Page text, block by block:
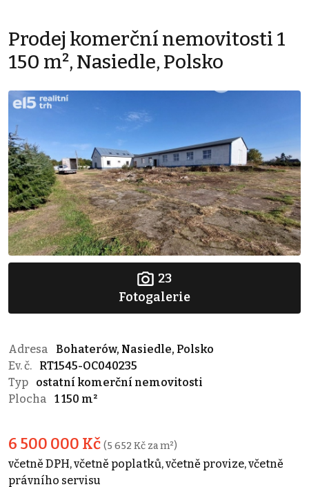
Prodej komerční nemovitosti 1
150 m², Nasiedle, Polsko
23
Fotogalerie
Adresa
Bohaterów, Nasiedle, Polsko
Ev. č.
RT1545-OC040235
Typ
ostatní komerční nemovitosti
Plocha
1 150 m²
6 500 000 Kč (5 652 Kč za m²)
včetně DPH, včetně poplatků, včetně provize, včetně
právního servisu